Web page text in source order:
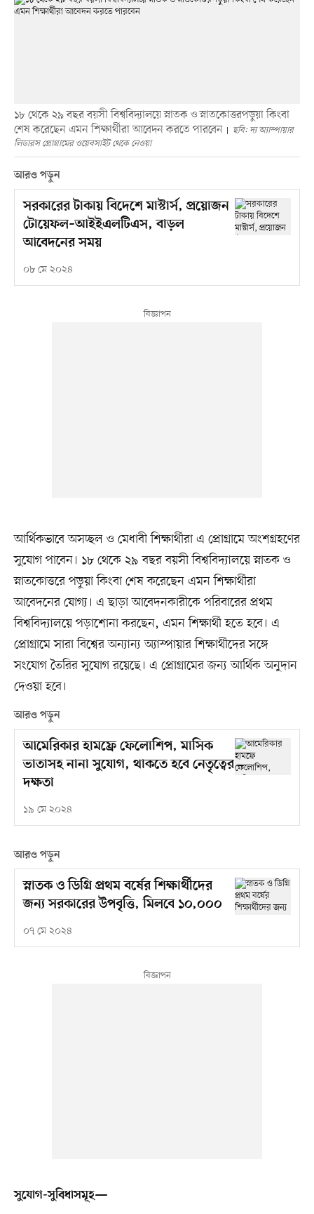
১৮ থেকে ২৯ বছর বয়সী বিশ্ববিদ্যালয়ে স্নাতক ও স্নাতকোত্তরপড়ুয়া কিংবা
শেষ করেছেন এমন শিক্ষার্থীরা আবেদন করতে পারবেন
ছবি: দ্য অ্যাস্পায়ার
লিডারস প্রোগ্রামের ওয়েবসাইট থেকে নেওয়া
আরও পড়ুন
সরকারের টাকায় বিদেশে মাস্টার্স, প্রয়োজন
টোয়েফল–আইইএলটিএস, বাড়ল
আবেদনের সময়
০৮ মে ২০২৪
আর্থিকভাবে অসচ্ছল ও মেধাবী শিক্ষার্থীরা এ প্রোগ্রামে অংশগ্রহণের
সুযোগ পাবেন। ১৮ থেকে ২৯ বছর বয়সী বিশ্ববিদ্যালয়ে স্নাতক ও
স্নাতকোত্তরে পড়ুয়া কিংবা শেষ করেছেন এমন শিক্ষার্থীরা
আবেদনের যোগ্য। এ ছাড়া আবেদনকারীকে পরিবারের প্রথম
বিশ্ববিদ্যালয়ে পড়াশোনা করছেন, এমন শিক্ষার্থী হতে হবে। এ
প্রোগ্রামে সারা বিশ্বের অন্যান্য অ্যাস্পায়ার শিক্ষার্থীদের সঙ্গে
সংযোগ তৈরির সুযোগ রয়েছে। এ প্রোগ্রামের জন্য আর্থিক অনুদান
দেওয়া হবে।
আরও পড়ুন
আমেরিকার হামফ্রে ফেলোশিপ, মাসিক
ভাতাসহ নানা সুযোগ, থাকতে হবে নেতৃত্বের
দক্ষতা
১৯ মে ২০২৪
আরও পড়ুন
স্নাতক ও ডিগ্রি প্রথম বর্ষের শিক্ষার্থীদের
জন্য সরকারের উপবৃত্তি, মিলবে ১০,০০০
০৭ মে ২০২৪
সুযোগ-সুবিধাসমূহ—